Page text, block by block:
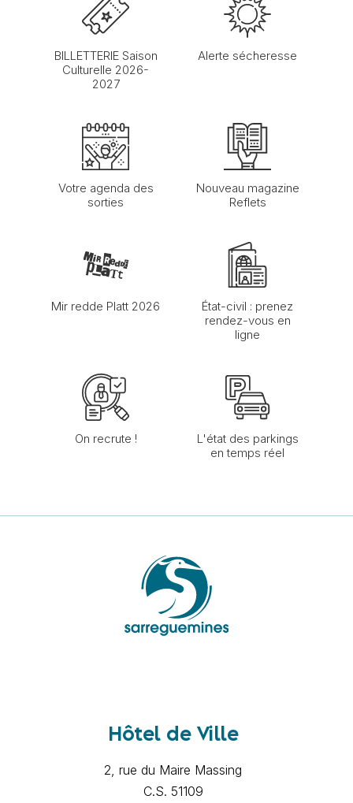
BILLETTERIE Saison
Culturelle 2026-
2027
Alerte sécheresse
Votre agenda des
sorties
Nouveau magazine
Reflets
Mir redde Platt 2026
État-civil : prenez
rendez-vous en
ligne
On recrute !
L'état des parkings
en temps réel
Hôtel de Ville
2, rue du Maire Massing
C.S. 51109